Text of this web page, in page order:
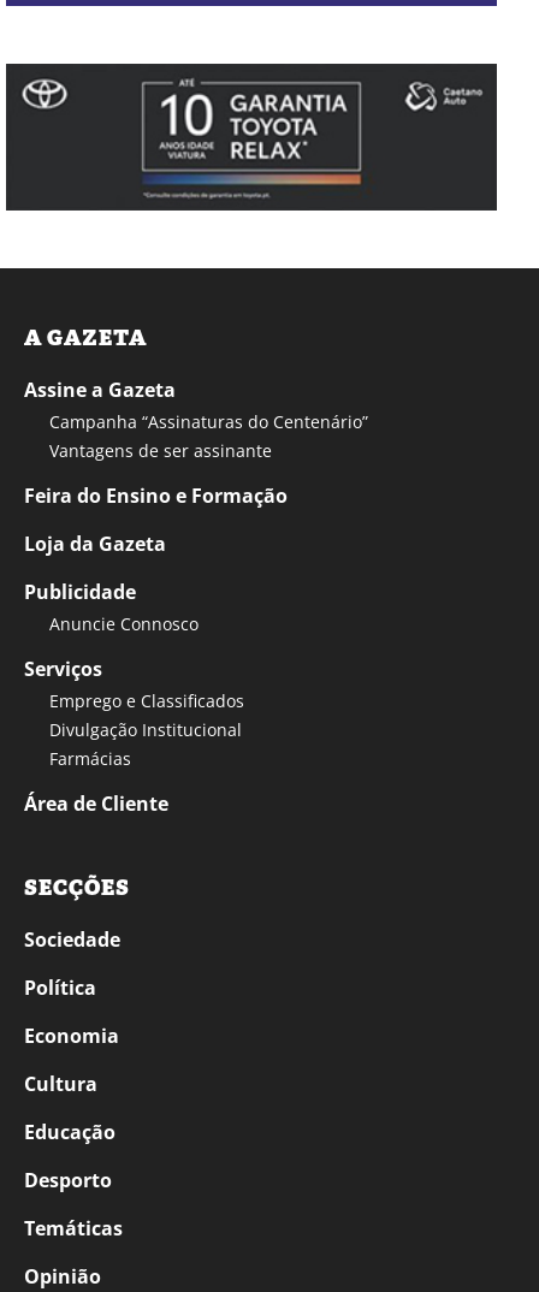
A GAZETA
Assine a Gazeta
Campanha “Assinaturas do Centenário”
Vantagens de ser assinante
Feira do Ensino e Formação
Loja da Gazeta
Publicidade
Anuncie Connosco
Serviços
Emprego e Classificados
Divulgação Institucional
Farmácias
Área de Cliente
SECÇÕES
Sociedade
Política
Economia
Cultura
Educação
Desporto
Temáticas
Opinião